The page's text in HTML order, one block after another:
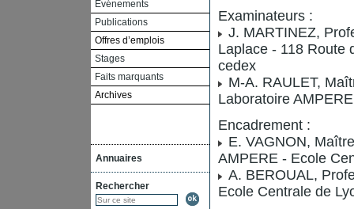
Evénements
Publications
Offres d’emplois
Stages
Faits marquants
Archives
Annuaires
Rechercher
Examinateurs :
J. MARTINEZ,
Laplace - 118 Route
cedex
M-A. RAULET,
Laboratoire
Encadrement :
E. VAGNON,
AMPERE - Ecole
A. BEROUAL,
Ecole Centrale de